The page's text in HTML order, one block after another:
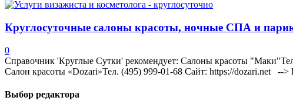
Круглосуточные салоны красоты, ночные СПА и
0
Справочник 'Круглые Сутки' рекомендует: Салоны красоты
Салон красоты «Dozari»Тел. (495) 999-01-68 Сайт: https://dozari.net -->
Выбор редактора